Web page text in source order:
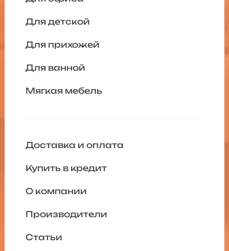
Для детской
Для прихожей
Для ванной
Мягкая мебель
Доставка и оплата
Купить в кредит
О компании
Производители
Статьи